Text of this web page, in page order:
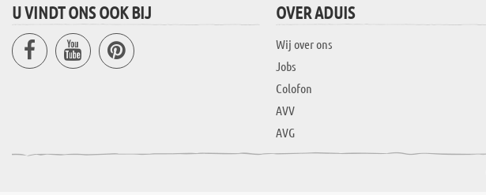
U VINDT ONS OOK BIJ OVER ADUIS
Wij over ons
Jobs
Colofon
AVV
AVG